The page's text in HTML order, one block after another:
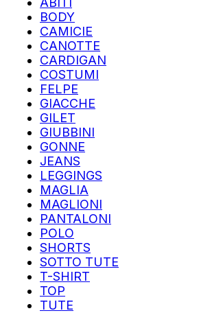
BODY
CAMICIE
CANOTTE
CARDIGAN
COSTUMI
FELPE
GIACCHE
GILET
GIUBBINI
GONNE
JEANS
LEGGINGS
MAGLIA
MAGLIONI
PANTALONI
POLO
SHORTS
SOTTO TUTE
T-SHIRT
TOP
TUTE